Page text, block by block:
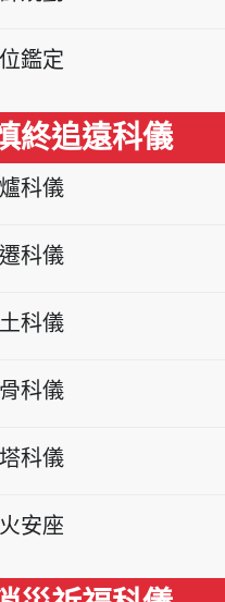
鑑定
終追遠科儀
科儀
科儀
科儀
科儀
科儀
安座